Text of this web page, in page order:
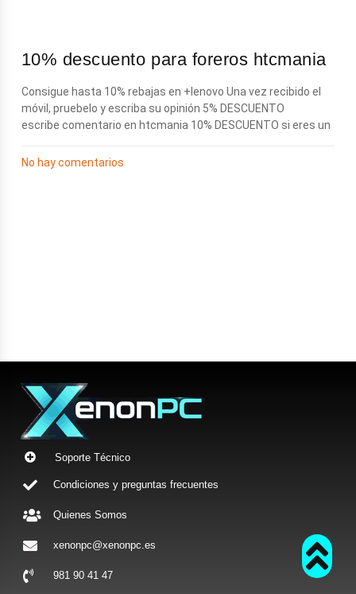
10% descuento para foreros htcmania
Consigue hasta 10% rebajas en +lenovo Una vez recibido el
móvil, pruebelo y escriba su opinión 5% DESCUENTO
escribe comentario en htcmania 10% DESCUENTO si eres un
No hay comentarios
Soporte Técnico
Condiciones y preguntas frecuentes
Quienes Somos
xenonpc@xenonpc.es
981 90 41 47